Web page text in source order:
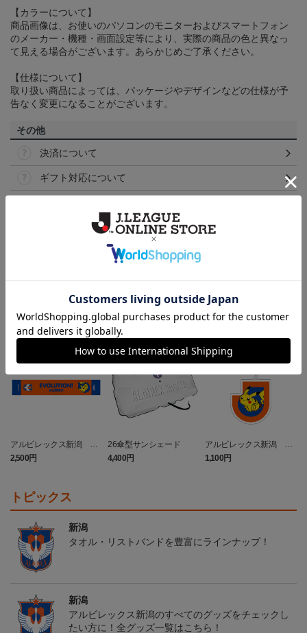
【カラーについて】
商品画像は、お使いのパソコンのモニターおよびスマートフォン
のメーカー・機種・画面設定等により、実際の商品の色と異なっ
て見える場合がございます。あらかじめご了承ください。
【仕様について】
取り扱い商品によっては、パッケージやデザインなどの仕様が予
告なく変更になることがございます。
その他
決済について
ギフト対応について
ランキング
NEW
アルビレックス新潟 ピ
カチュウ タオルマフラー
2,500円
26傘型サンシェード
4,400円
NEW
アルビレックス新潟 ピ
カチュウ キーホルダー
1,100円
トピックス
新潟
タオル・リストバンドを豊富にラインナップ！
新潟
アルビレックス新潟のすべてのグッズをチェックし
たい方に！全グッズ一覧はこちら！